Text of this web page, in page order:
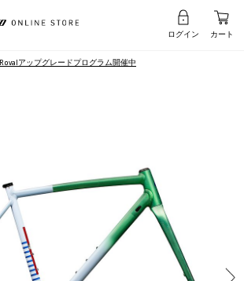
ログイン カート
Rovalアップグレードプログラム開催中